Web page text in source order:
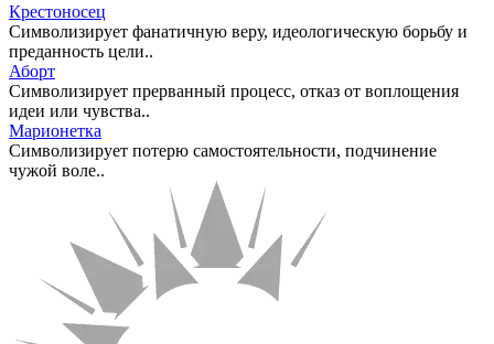
Крестоносец
Символизирует фанатичную веру, идеологическую борьбу и
преданность цели..
Аборт
Символизирует прерванный процесс, отказ от воплощения
идеи или чувства..
Марионетка
Символизирует потерю самостоятельности, подчинение
чужой воле..